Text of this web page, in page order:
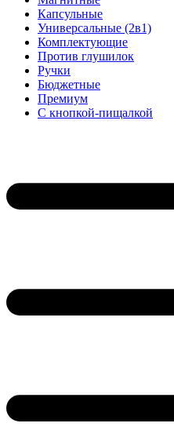
Капсульные
Универсальные (2в1)
Комплектующие
Против глушилок
Ручки
Бюджетные
Премиум
С кнопкой-пищалкой